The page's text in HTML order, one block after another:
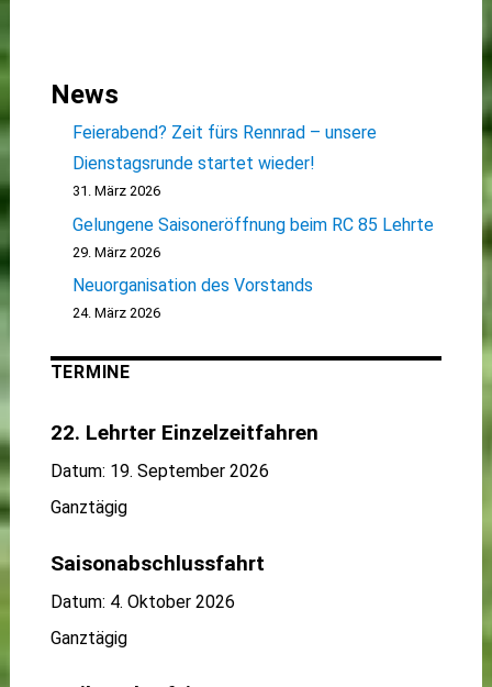
News
Feierabend? Zeit fürs Rennrad – unsere
Dienstagsrunde startet wieder!
31. März 2026
Gelungene Saisoneröffnung beim RC 85 Lehrte
29. März 2026
Neuorganisation des Vorstands
24. März 2026
TERMINE
22. Lehrter Einzelzeitfahren
Datum: 19. September 2026
Ganztägig
Saisonabschlussfahrt
Datum: 4. Oktober 2026
Ganztägig